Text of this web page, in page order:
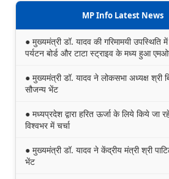
MP Info Latest News
● मुख्यमंत्री डॉ. यादव की गरिमामयी उपस्थिति
पर्यटन बोर्ड और टाटा स्ट्राइव के मध्य हुआ
● मुख्यमंत्री डॉ. यादव ने लोकसभा अध्यक्ष श्री
सौजन्य भेंट
● मध्यप्रदेश द्वारा हरित ऊर्जा के लिये किये जा
विश्वभर में चर्चा
● मुख्यमंत्री डॉ. यादव ने केंद्रीय मंत्री श्री
भेंट